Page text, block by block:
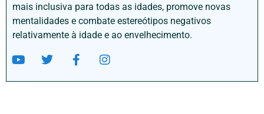
mais inclusiva para todas as idades, promove novas
mentalidades e combate estereótipos negativos
relativamente à idade e ao envelhecimento.